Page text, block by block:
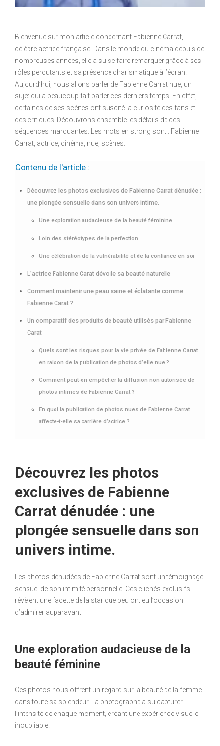
Bienvenue sur mon article concernant Fabienne Carrat,
célèbre actrice française. Dans le monde du cinéma depuis de
nombreuses années, elle a su se faire remarquer grâce à ses
rôles percutants et sa présence charismatique à l’écran.
Aujourd’hui, nous allons parler de Fabienne Carrat nue, un
sujet qui a beaucoup fait parler ces derniers temps. En effet,
certaines de ses scènes ont suscité la curiosité des fans et
des critiques. Découvrons ensemble les détails de ces
séquences marquantes. Les mots en strong sont : Fabienne
Carrat, actrice, cinéma, nue, scènes.
Contenu de l'article :
Découvrez les photos exclusives de Fabienne Carrat dénudée :
une plongée sensuelle dans son univers intime.
Une exploration audacieuse de la beauté féminine
Loin des stéréotypes de la perfection
Une célébration de la vulnérabilité et de la confiance en soi
L’actrice Fabienne Carat dévoile sa beauté naturelle
Comment maintenir une peau saine et éclatante comme
Fabienne Carat ?
Un comparatif des produits de beauté utilisés par Fabienne
Carat
Quels sont les risques pour la vie privée de Fabienne Carrat
en raison de la publication de photos d’elle nue ?
Comment peut-on empêcher la diffusion non autorisée de
photos intimes de Fabienne Carrat ?
En quoi la publication de photos nues de Fabienne Carrat
affecte-t-elle sa carrière d’actrice ?
Découvrez les photos
exclusives de Fabienne
Carrat dénudée : une
plongée sensuelle dans son
univers intime.
Les photos dénudées de Fabienne Carrat sont un témoignage
sensuel de son intimité personnelle. Ces clichés exclusifs
révèlent une facette de la star que peu ont eu l’occasion
d’admirer auparavant.
Une exploration audacieuse de la
beauté féminine
Ces photos nous offrent un regard sur la beauté de la femme
dans toute sa splendeur. La photographe a su capturer
l’intensité de chaque moment, créant une expérience visuelle
inoubliable.